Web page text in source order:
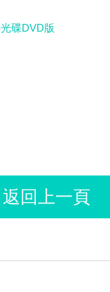
碟DVD版
返回上一頁